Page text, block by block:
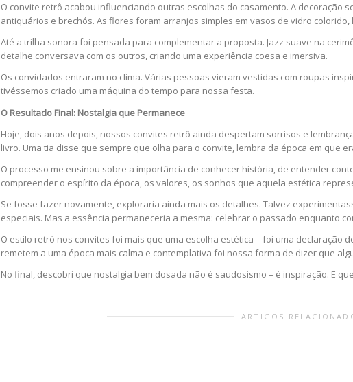
O convite retrô acabou influenciando outras escolhas do casamento. A decoração
antiquários e brechós. As flores foram arranjos simples em vasos de vidro
Até a trilha sonora foi pensada para complementar a proposta. Jazz suave na
detalhe conversava com os outros, criando uma experiência coesa e imersiva.
Os convidados entraram no clima. Várias pessoas vieram vestidas com roupas
tivéssemos criado uma máquina do tempo para nossa festa.
O Resultado Final: Nostalgia que Permanece
Hoje, dois anos depois, nossos convites retrô ainda despertam sorrisos e
livro. Uma tia disse que sempre que olha para o convite, lembra da época em que
O processo me ensinou sobre a importância de conhecer história, de entender
compreender o espírito da época, os valores, os sonhos que aquela estética
Se fosse fazer novamente, exploraria ainda mais os detalhes. Talvez
especiais. Mas a essência permaneceria a mesma: celebrar o passado enquanto
O estilo retrô nos convites foi mais que uma escolha estética – foi uma declaração
remetem a uma época mais calma e contemplativa foi nossa forma de dizer que
No final, descobri que nostalgia bem dosada não é saudosismo – é inspiração. E
ARTIGOS